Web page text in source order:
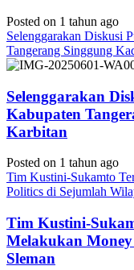
Posted on 1 tahun ago
Selenggarakan Diskusi
Tangerang Singgung
Selenggarakan
Kabupaten
Karbitan
Posted on 1 tahun ago
Tim Kustini-Sukamto
Politics di Sejumlah
Tim Kustini-
Melakukan
Sleman